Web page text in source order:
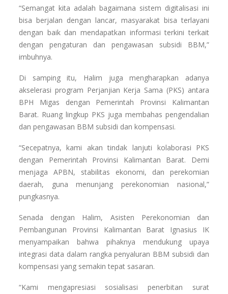
“Semangat kita adalah bagaimana sistem digitalisasi ini
bisa berjalan dengan lancar, masyarakat bisa terlayani
dengan baik dan mendapatkan informasi terkini terkait
dengan pengaturan dan pengawasan subsidi BBM,”
imbuhnya.
Di samping itu, Halim juga mengharapkan adanya
akselerasi program Perjanjian Kerja Sama (PKS) antara
BPH Migas dengan Pemerintah Provinsi Kalimantan
Barat. Ruang lingkup PKS juga membahas pengendalian
dan pengawasan BBM subsidi dan kompensasi.
“Secepatnya, kami akan tindak lanjuti kolaborasi PKS
dengan Pemerintah Provinsi Kalimantan Barat. Demi
menjaga APBN, stabilitas ekonomi, dan perekomian
daerah, guna menunjang perekonomian nasional,”
pungkasnya.
Senada dengan Halim, Asisten Perekonomian dan
Pembangunan Provinsi Kalimantan Barat Ignasius IK
menyampaikan bahwa pihaknya mendukung upaya
integrasi data dalam rangka penyaluran BBM subsidi dan
kompensasi yang semakin tepat sasaran.
“Kami mengapresiasi sosialisasi penerbitan surat